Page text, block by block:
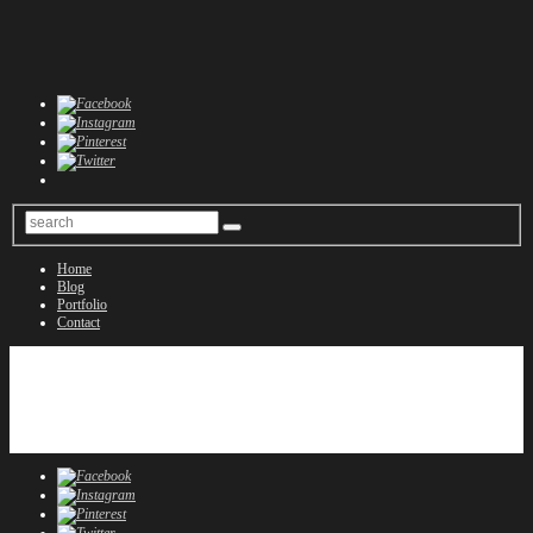
Home
Blog
Portfolio
Contact